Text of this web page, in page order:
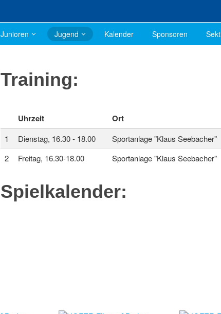
Junioren Jugend Kalender Sponsoren
Training:
Uhrzeit Ort
1 Dienstag, 16.30 - 18.00 Sportanlage "Klaus Seebacher"
2
Freitag, 16.30-18.00 Sportanlage "Klaus Seebacher"
Spielkalender: